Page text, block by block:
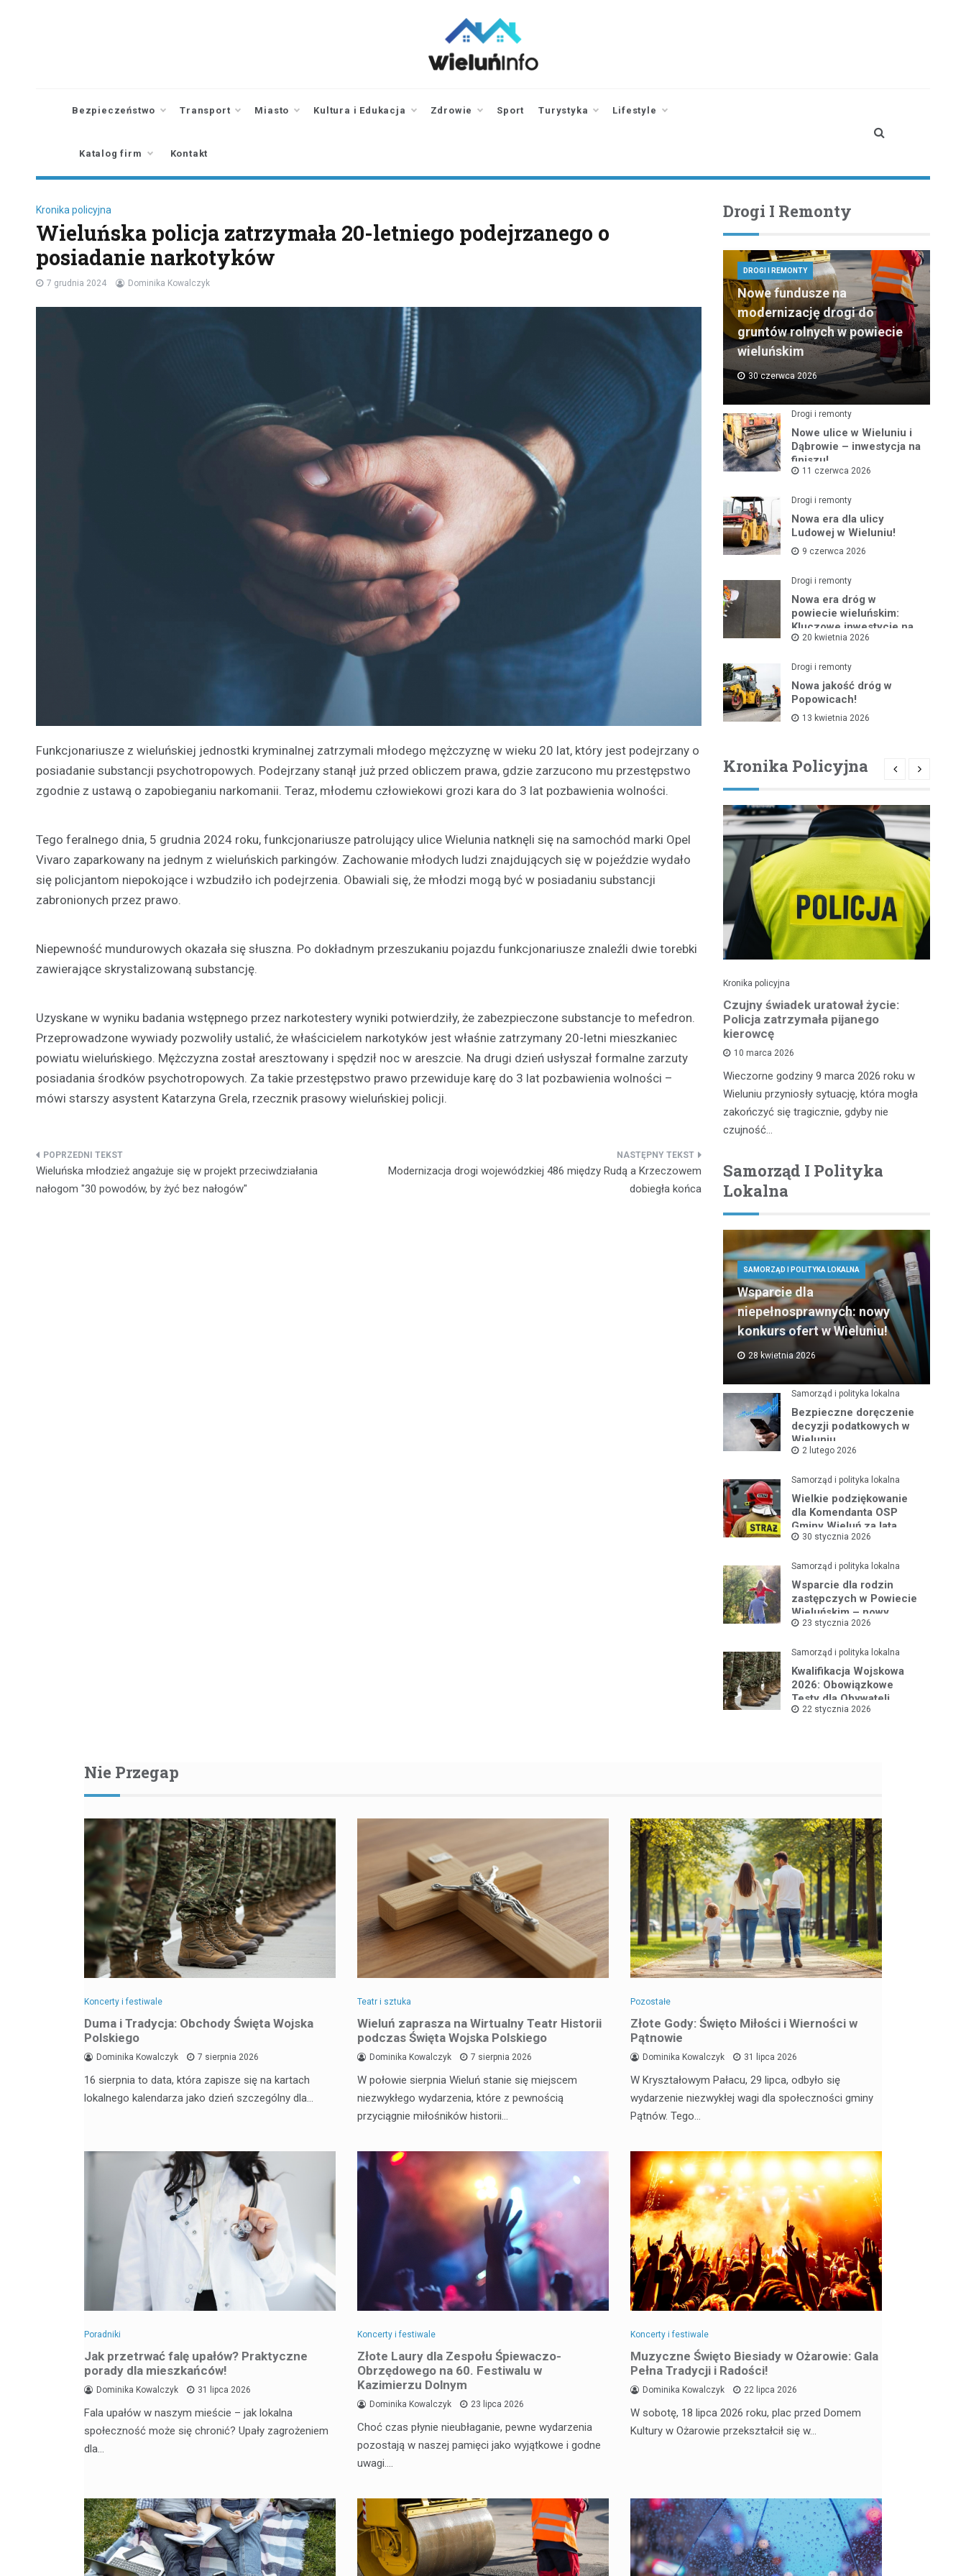
okolic
Bezpieczeństwo Transport Miasto Kultura i Edukacja Zdrowie Sport Turystyka Lifestyle
Katalog firm Kontakt
Kronika policyjna
Wieluńska policja zatrzymała 20-letniego podejrzanego o
posiadanie narkotyków
7 grudnia 2024 Dominika Kowalczyk
Funkcjonariusze z wieluńskiej jednostki kryminalnej zatrzymali młodego mężczyznę w wieku 20 lat, który jest podejrzany o
posiadanie substancji psychotropowych. Podejrzany stanął już przed obliczem prawa, gdzie zarzucono mu przestępstwo
zgodnie z ustawą o zapobieganiu narkomanii. Teraz, młodemu człowiekowi grozi kara do 3 lat pozbawienia wolności.
Tego feralnego dnia, 5 grudnia 2024 roku, funkcjonariusze patrolujący ulice Wielunia natknęli się na samochód marki Opel
Vivaro zaparkowany na jednym z wieluńskich parkingów. Zachowanie młodych ludzi znajdujących się w pojeździe wydało
się policjantom niepokojące i wzbudziło ich podejrzenia. Obawiali się, że młodzi mogą być w posiadaniu substancji
zabronionych przez prawo.
Niepewność mundurowych okazała się słuszna. Po dokładnym przeszukaniu pojazdu funkcjonariusze znaleźli dwie torebki
zawierające skrystalizowaną substancję.
Uzyskane w wyniku badania wstępnego przez narkotestery wyniki potwierdziły, że zabezpieczone substancje to mefedron.
Przeprowadzone wywiady pozwoliły ustalić, że właścicielem narkotyków jest właśnie zatrzymany 20-letni mieszkaniec
powiatu wieluńskiego. Mężczyzna został aresztowany i spędził noc w areszcie. Na drugi dzień usłyszał formalne zarzuty
posiadania środków psychotropowych. Za takie przestępstwo prawo przewiduje karę do 3 lat pozbawienia wolności –
mówi starszy asystent Katarzyna Grela, rzecznik prasowy wieluńskiej policji.
Nawigacja
wpisu
Wieluńska młodzież angażuje się w projekt przeciwdziałania
nałogom "30 powodów, by żyć bez nałogów"
Modernizacja drogi wojewódzkiej 486 między Rudą a Krzeczowem
dobiegła końca
Drogi I Remonty
DROGI I REMONTY
Nowe fundusze na
modernizację drogi do
gruntów rolnych w powiecie
wieluńskim
30 czerwca 2026
Drogi i remonty
Nowe ulice w Wieluniu i
Dąbrowie – inwestycja na
finiszu!
11 czerwca 2026
Drogi i remonty
Nowa era dla ulicy
Ludowej w Wieluniu!
9 czerwca 2026
Drogi i remonty
Nowa era dróg w
powiecie wieluńskim:
Kluczowe inwestycje na
horyzoncie
20 kwietnia 2026
Drogi i remonty
Nowa jakość dróg w
Popowicach!
13 kwietnia 2026
Kronika Policyjna
Wieluniu
29 listopada 2025
23 listopada 2025 roku w Wieluniu miał
miejsce poważny incydent drogowy, który
Kronika policyjna
Czujny świadek uratował życie:
Policja zatrzymała pijanego
kierowcę
10 marca 2026
Wieczorne godziny 9 marca 2026 roku w
Wieluniu przyniosły sytuację, która mogła
zakończyć się tragicznie, gdyby nie
czujność…
Samorząd I Polityka
Lokalna
SAMORZĄD I POLITYKA LOKALNA
Wsparcie dla
niepełnosprawnych: nowy
konkurs ofert w Wieluniu!
28 kwietnia 2026
Samorząd i polityka lokalna
Bezpieczne doręczenie
decyzji podatkowych w
Wieluniu
2 lutego 2026
Samorząd i polityka lokalna
Wielkie podziękowanie
dla Komendanta OSP
Gminy Wieluń za lata
służby
30 stycznia 2026
Samorząd i polityka lokalna
Wsparcie dla rodzin
zastępczych w Powiecie
Wieluńskim – nowy
projekt na rzecz dzieci
23 stycznia 2026
Samorząd i polityka lokalna
Kwalifikacja Wojskowa
2026: Obowiązkowe
Testy dla Obywateli
22 stycznia 2026
Nie Przegap
Koncerty i festiwale
Duma i Tradycja: Obchody Święta Wojska
Polskiego
Dominika Kowalczyk 7 sierpnia 2026
16 sierpnia to data, która zapisze się na kartach
lokalnego kalendarza jako dzień szczególny dla…
Teatr i sztuka
Wieluń zaprasza na Wirtualny Teatr Historii
podczas Święta Wojska Polskiego
Dominika Kowalczyk 7 sierpnia 2026
W połowie sierpnia Wieluń stanie się miejscem
niezwykłego wydarzenia, które z pewnością
przyciągnie miłośników historii…
Pozostałe
Złote Gody: Święto Miłości i Wierności w
Pątnowie
Dominika Kowalczyk 31 lipca 2026
W Kryształowym Pałacu, 29 lipca, odbyło się
wydarzenie niezwykłej wagi dla społeczności gminy
Pątnów. Tego…
Poradniki
Jak przetrwać falę upałów? Praktyczne
porady dla mieszkańców!
Dominika Kowalczyk 31 lipca 2026
Fala upałów w naszym mieście – jak lokalna
społeczność może się chronić? Upały zagrożeniem
dla…
Koncerty i festiwale
Złote Laury dla Zespołu Śpiewaczo-
Obrzędowego na 60. Festiwalu w
Kazimierzu Dolnym
Dominika Kowalczyk 23 lipca 2026
Choć czas płynie nieubłaganie, pewne wydarzenia
pozostają w naszej pamięci jako wyjątkowe i godne
uwagi.…
Koncerty i festiwale
Muzyczne Święto Biesiady w Ożarowie: Gala
Pełna Tradycji i Radości!
Dominika Kowalczyk 22 lipca 2026
W sobotę, 18 lipca 2026 roku, plac przed Domem
Kultury w Ożarowie przekształcił się w…